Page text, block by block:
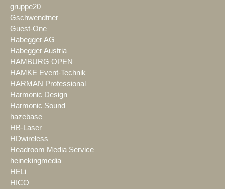
gruppe20
Gschwendtner
Guest-One
Habegger AG
Habegger Austria
HAMBURG OPEN
HAMKE Event-Technik
HARMAN Professional
Harmonic Design
Harmonic Sound
hazebase
HB-Laser
HDwireless
Headroom Media Service
heinekingmedia
HELi
HICO